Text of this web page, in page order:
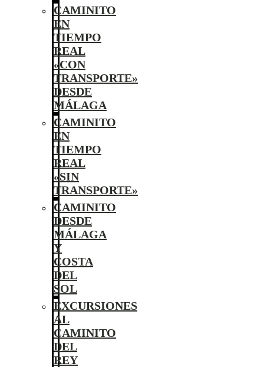
CAMINITO
EN
TIEMPO
REAL
«CON
TRANSPORTE»
DESDE
MÁLAGA
CAMINITO
EN
TIEMPO
REAL
«SIN
TRANSPORTE»
CAMINITO
DESDE
MÁLAGA
Y
COSTA
DEL
SOL
EXCURSIONES
AL
CAMINITO
DEL
REY